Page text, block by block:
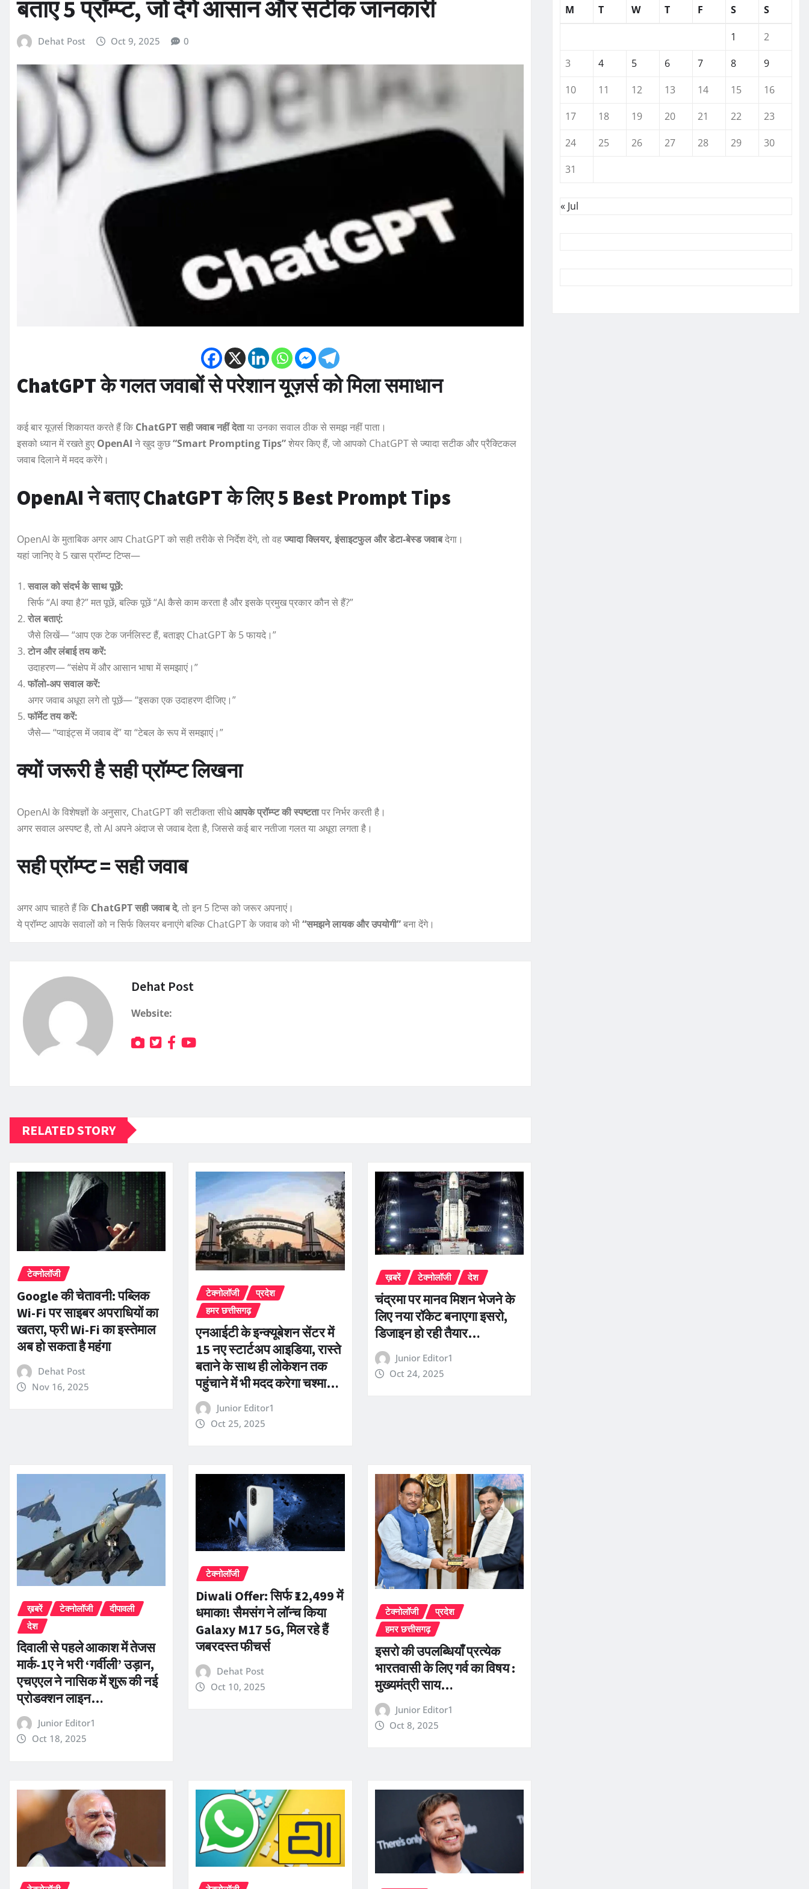
बताए 5 प्रॉम्प्ट, जो देंगे आसान और सटीक जानकारी
Dehat Post Oct 9, 2025 0
ChatGPT के गलत जवाबों से परेशान यूज़र्स को मिला समाधान
कई बार यूज़र्स शिकायत करते हैं कि ChatGPT सही जवाब नहीं देताया उनका सवाल ठीक से समझ नहीं पाता।
इसको ध्यान में रखते हुए OpenAI ने खुद कुछ“Smart Prompting Tips”शेयर किए हैं, जो आपको ChatGPT से ज्यादा सटीक और प्रैक्टिकल
जवाब दिलाने में मदद करेंगे।
OpenAI ने बताए ChatGPT के लिए 5 Best Prompt Tips
OpenAI के मुताबिक अगर आप ChatGPT को सही तरीके से निर्देश देंगे, तो वहज्यादा क्लियर, इंसाइटफुल और डेटा-बेस्ड जवाबदेगा।
यहां जानिए वे 5 खास प्रॉम्प्ट टिप्स—
सवाल को संदर्भ के साथ पूछें:
सिर्फ “AI क्या है?” मत पूछें, बल्कि पूछें “AI कैसे काम करता है और इसके प्रमुख प्रकार कौन से हैं?”
रोल बताएं:
जैसे लिखें— “आप एक टेक जर्नलिस्ट हैं, बताइए ChatGPT के 5 फायदे।”
टोन और लंबाई तय करें:
उदाहरण— “संक्षेप में और आसान भाषा में समझाएं।”
फॉलो-अप सवाल करें:
अगर जवाब अधूरा लगे तो पूछें— “इसका एक उदाहरण दीजिए।”
फॉर्मेट तय करें:
जैसे— “प्वाइंट्स में जवाब दें” या “टेबल के रूप में समझाएं।”
क्यों जरूरी है सही प्रॉम्प्ट लिखना
OpenAI के विशेषज्ञों के अनुसार, ChatGPT की सटीकता सीधेआपके प्रॉम्प्ट की स्पष्टतापर निर्भर करती है।
अगर सवाल अस्पष्ट है, तो AI अपने अंदाज से जवाब देता है, जिससे कई बार नतीजा गलत या अधूरा लगता है।
सही प्रॉम्प्ट = सही जवाब
अगर आप चाहते हैं कि ChatGPT सही जवाब दे, तो इन 5 टिप्स को जरूर अपनाएं।
ये प्रॉम्प्ट आपके सवालों को न सिर्फ क्लियर बनाएंगे बल्कि ChatGPT के जवाब को भी“समझने लायक और उपयोगी”बना देंगे।
Dehat Post
Website:
RELATED STORY
टेक्नोलॉजी
Google की चेतावनी: पब्लिक
Wi-Fi पर साइबर अपराधियों का
खतरा, फ्री Wi-Fi का इस्तेमाल
अब हो सकता है महंगा
Dehat Post
Nov 16, 2025
टेक्नोलॉजी
प्रदेश
हमर छत्तीसगढ़
एनआईटी के इन्क्यूबेशन सेंटर में
15 नए स्टार्टअप आइडिया, रास्ते
बताने के साथ ही लोकेशन तक
पहुंचाने में भी मदद करेगा चश्मा…
Junior Editor1
Oct 25, 2025
ख़बरें टेक्नोलॉजी देश
चंद्रमा पर मानव मिशन भेजने के
लिए नया रॉकेट बनाएगा इसरो,
डिजाइन हो रही तैयार…
Junior Editor1
Oct 24, 2025
ख़बरें टेक्नोलॉजी
दीपावली
देश
दिवाली से पहले आकाश में तेजस
मार्क-1ए ने भरी ‘गर्वीली’ उड़ान,
एचएएल ने नासिक में शुरू की नई
प्रोडक्शन लाइन…
Junior Editor1
Oct 18, 2025
टेक्नोलॉजी
Diwali Offer: सिर्फ ₹12,499 में
धमाका! सैमसंग ने लॉन्च किया
Galaxy M17 5G, मिल रहे हैं
जबरदस्त फीचर्स
Dehat Post
Oct 10, 2025
टेक्नोलॉजी
प्रदेश
हमर छत्तीसगढ़
इसरो की उपलब्धियाँ प्रत्येक
भारतवासी के लिए गर्व का विषय :
मुख्यमंत्री साय…
Junior Editor1
Oct 8, 2025
M
T W T F S S
1
2
3
4 5 6 7 8
9
10
11 12 13 14 15
16
17
18 19 20 21 22
23
24
25 26 27 28 29
30
31
« Jul